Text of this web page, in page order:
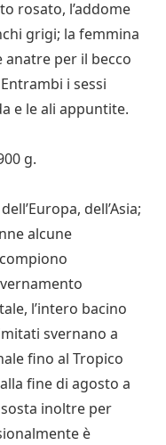
rosato, l’addome
grigi; la femmina
anatre per il becco
i sessi
e le ali appuntite.
g.
dell’Asia;
alcune
l’intero bacino
svernano a
fino al Tropico
fine di agosto a
inoltre per
è